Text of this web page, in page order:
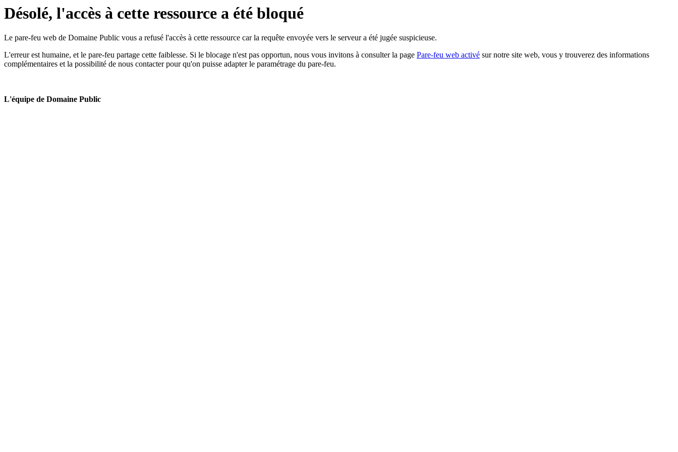
Désolé, l'accès à cette ressource a été bloqué
Le pare-feu web de Domaine Public vous a refusé l'accès à cette ressource car la requête envoyée vers le serveur a été jugée suspicieuse.
L'erreur est humaine, et le pare-feu partage cette faiblesse. Si le blocage n'est pas opportun, nous vous invitons à consulter la page Pare-feu web activé sur notre site web, vous y trouverez des informations
complémentaires et la possibilité de nous contacter pour qu'on puisse adapter le paramétrage du pare-feu.
L'équipe de Domaine Public